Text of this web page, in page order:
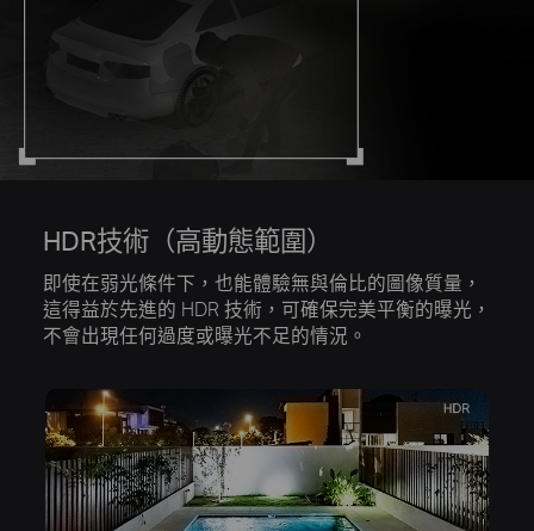
HDR技術（高動態範圍）
即使在弱光條件下，也能體驗無與倫比的圖像質量，
這得益於先進的 HDR 技術，可確保完美平衡的曝光，
不會出現任何過度或曝光不足的情況。